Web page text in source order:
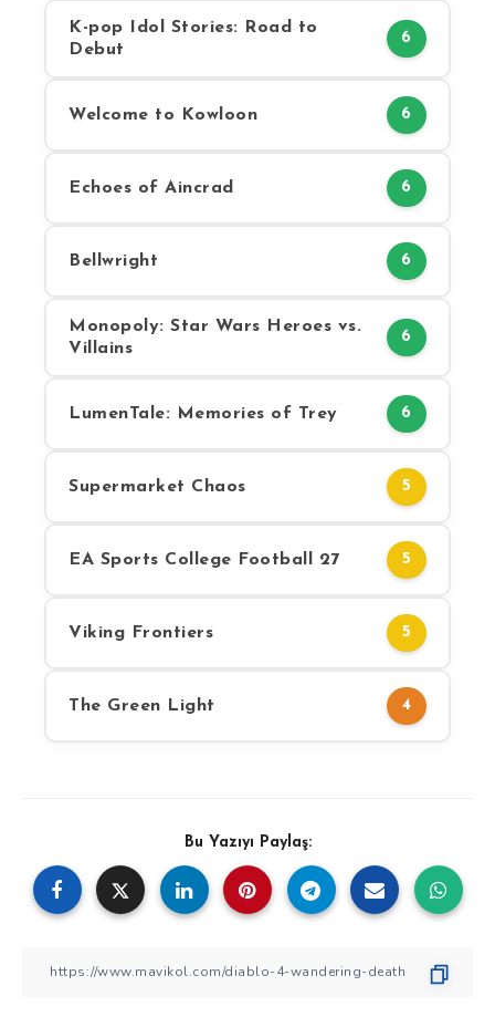
K-pop Idol Stories: Road to
Debut
6
Welcome to Kowloon 6
Echoes of Aincrad 6
Bellwright 6
Monopoly: Star Wars Heroes vs.
Villains
6
LumenTale: Memories of Trey 6
Supermarket Chaos 5
EA Sports College Football 27 5
Viking Frontiers 5
The Green Light 4
Bu Yazıyı Paylaş: